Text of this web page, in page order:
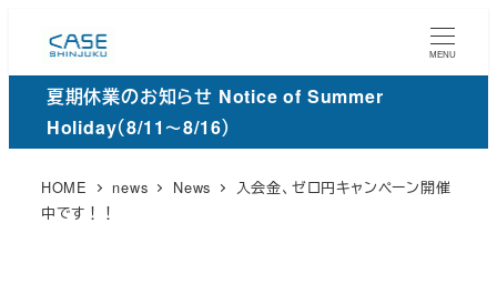
ン
MENU
夏期休業のお知らせ Notice of Summer
Holiday（8/11～8/16）
HOME news News
入会金、ゼロ円キャンペーン開催
中です！！